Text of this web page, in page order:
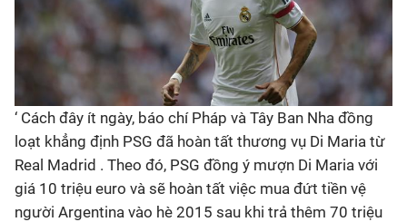
VIDEO
‘ Cách đây ít ngày, báo chí Pháp và Tây Ban Nha đồng
loạt khẳng định PSG đã hoàn tất thương vụ Di Maria từ
Real Madrid . Theo đó, PSG đồng ý mượn Di Maria với
giá 10 triệu euro và sẽ hoàn tất việc mua đứt tiền vệ
người Argentina vào hè 2015 sau khi trả thêm 70 triệu